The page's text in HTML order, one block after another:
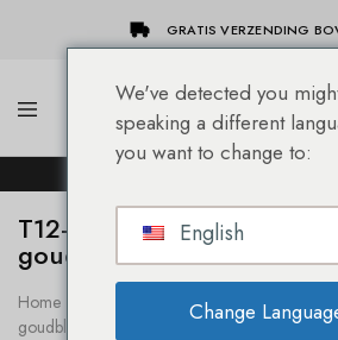
GRATIS VERZENDING
She-
Socap
Extensions
T12-26 - donker
goudblond/licht
Home Product Natuurlijke kleur
goudblond/licht goudblond
We've detected you
speaking a different
you want to change to:
English
Change